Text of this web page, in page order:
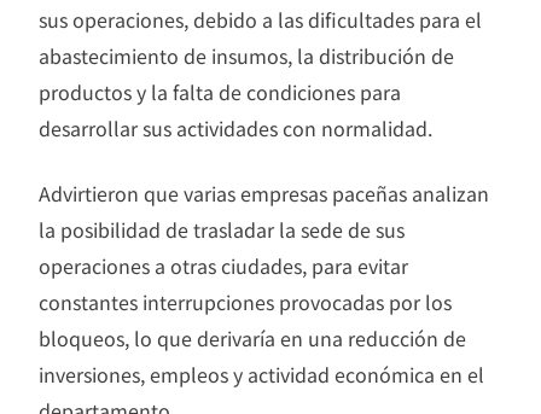
sus operaciones, debido a las dificultades para el
abastecimiento de insumos, la distribución de
productos y la falta de condiciones para
desarrollar sus actividades con normalidad.
Advirtieron que varias empresas paceñas analizan
la posibilidad de trasladar la sede de sus
operaciones a otras ciudades, para evitar
constantes interrupciones provocadas por los
bloqueos, lo que derivaría en una reducción de
inversiones, empleos y actividad económica en el